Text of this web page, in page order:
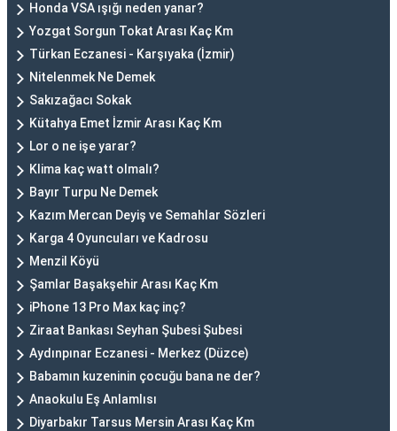
Honda VSA ışığı neden yanar?
Yozgat Sorgun Tokat Arası Kaç Km
Türkan Eczanesi - Karşıyaka (İzmir)
Nitelenmek Ne Demek
Sakızağacı Sokak
Kütahya Emet İzmir Arası Kaç Km
Lor o ne işe yarar?
Klima kaç watt olmalı?
Bayır Turpu Ne Demek
Kazım Mercan Deyiş ve Semahlar Sözleri
Karga 4 Oyuncuları ve Kadrosu
Menzil Köyü
Şamlar Başakşehir Arası Kaç Km
iPhone 13 Pro Max kaç inç?
Ziraat Bankası Seyhan Şubesi Şubesi
Aydınpınar Eczanesi - Merkez (Düzce)
Babamın kuzeninin çocuğu bana ne der?
Anaokulu Eş Anlamlısı
Diyarbakır Tarsus Mersin Arası Kaç Km